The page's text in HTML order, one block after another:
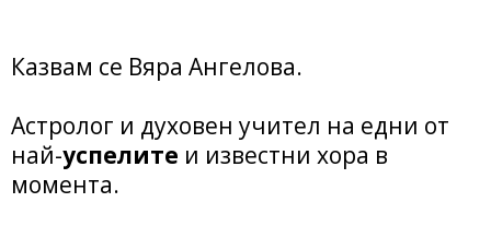
Казвам се Вяра Ангелова.
Астролог и духовен учител на едни от
най-успелите и известни хора в
момента.